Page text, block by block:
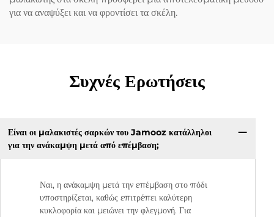
για να αναψύξει και να φροντίσει τα σκέλη.
Συχνές Ερωτήσεις
Είναι οι μαλακιστές σαρκών του Jamooz κατάλληλοι
για την ανάκαμψη μετά από επέμβαση;
Ναι, η ανάκαμψη μετά την επέμβαση στο πόδι
υποστηρίζεται, καθώς επιτρέπει καλύτερη
κυκλοφορία και μειώνει την φλεγμονή. Για